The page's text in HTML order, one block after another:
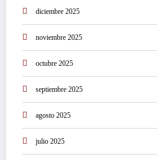
diciembre 2025
noviembre 2025
octubre 2025
septiembre 2025
agosto 2025
julio 2025